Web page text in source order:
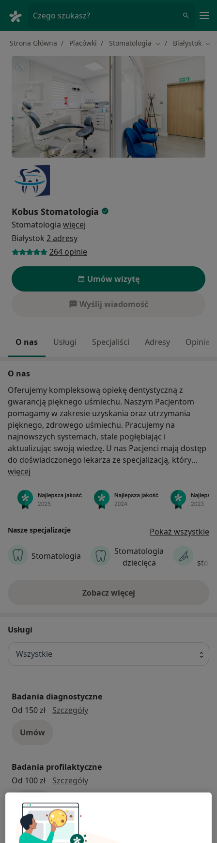
Czego szukasz?
Strona Główna Placówki Stomatologia Zmień miasto
Białystok
Kobus Stomatologia
Stomatologia więcej
Białystok 2 adresy
264 opinie
Umów wizytę
Wyślij wiadomość
O nas Usługi Specjaliści Adresy Opinie
O nas
Oferujemy kompleksową opiekę dentystyczną z
gwarancją pięknego uśmiechu. Naszym Pacjentom
pomagamy w zakresie uzyskania oraz utrzymania
pięknego, zdrowego uśmiechu. Pracujemy na
najnowszych systemach, stale pogłębiając i
aktualizując swoją wiedzę. U nas Pacjenci mają dostęp
do doświadczonego lekarza ze specjalizacją, który
pracuje na materiałach oraz sprzęcie wysokiej klasy.
przez kolejne lata umożliwia efektywniejsze dbanie o
uzębienie i zdrowie, nie tylko jamy ustnej.
więcej
Nasze specjalizacje Pokaż wszystkie
Stomatologia
Stomatologia
dziecięca
Zobacz więcej
Usługi
Wszystkie
Badania diagnostyczne
Od 150 zł
Szczegółybadania diagnostyczne
Umów
Badania profilaktyczne
Od 100 zł
Szczegółybadania profilaktyczne
Umów
Badania stomatologiczne